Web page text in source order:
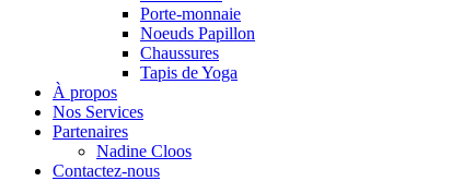
Porte-monnaie
Noeuds Papillon
Chaussures
Tapis de Yoga
À propos
Nos Services
Partenaires
Nadine Cloos
Contactez-nous